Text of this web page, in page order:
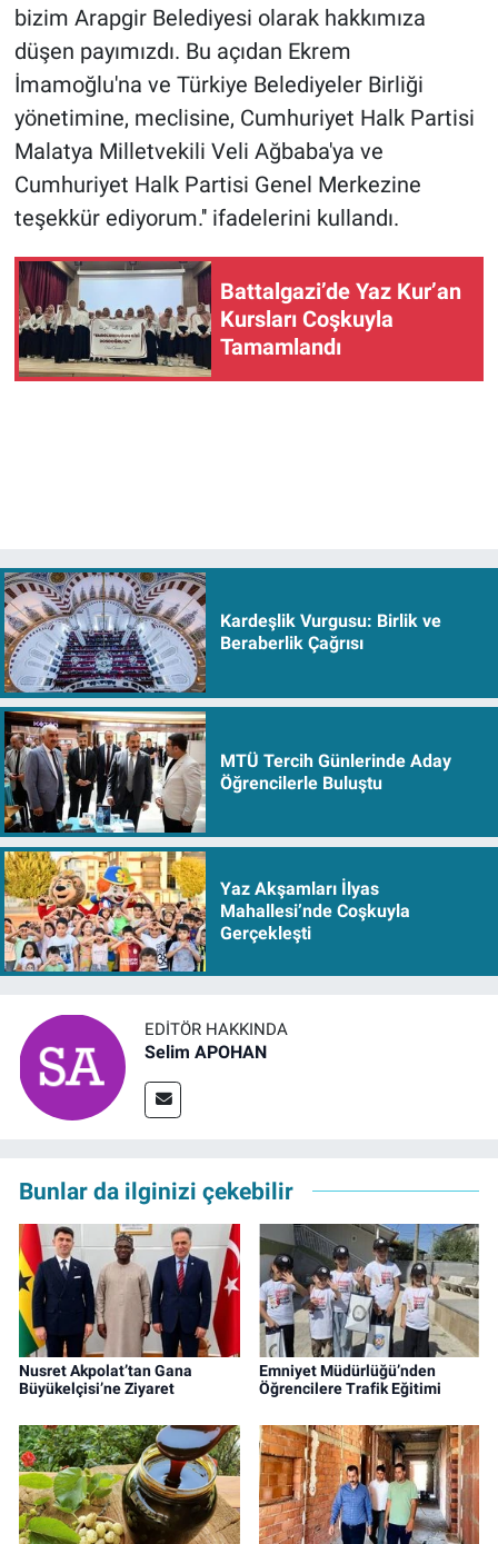
bizim Arapgir Belediyesi olarak hakkımıza
düşen payımızdı. Bu açıdan Ekrem
İmamoğlu'na ve Türkiye Belediyeler Birliği
yönetimine, meclisine, Cumhuriyet Halk Partisi
Malatya Milletvekili Veli Ağbaba'ya ve
Cumhuriyet Halk Partisi Genel Merkezine
teşekkür ediyorum.'' ifadelerini kullandı.
Battalgazi’de Yaz Kur’an
Kursları Coşkuyla
Tamamlandı
Kardeşlik Vurgusu: Birlik ve
Beraberlik Çağrısı
MTÜ Tercih Günlerinde Aday
Öğrencilerle Buluştu
Yaz Akşamları İlyas
Mahallesi’nde Coşkuyla
Gerçekleşti
EDITÖR HAKKINDA
Selim APOHAN
Bunlar da ilginizi çekebilir
Nusret Akpolat’tan Gana
Büyükelçisi’ne Ziyaret
Emniyet Müdürlüğü’nden
Öğrencilere Trafik Eğitimi